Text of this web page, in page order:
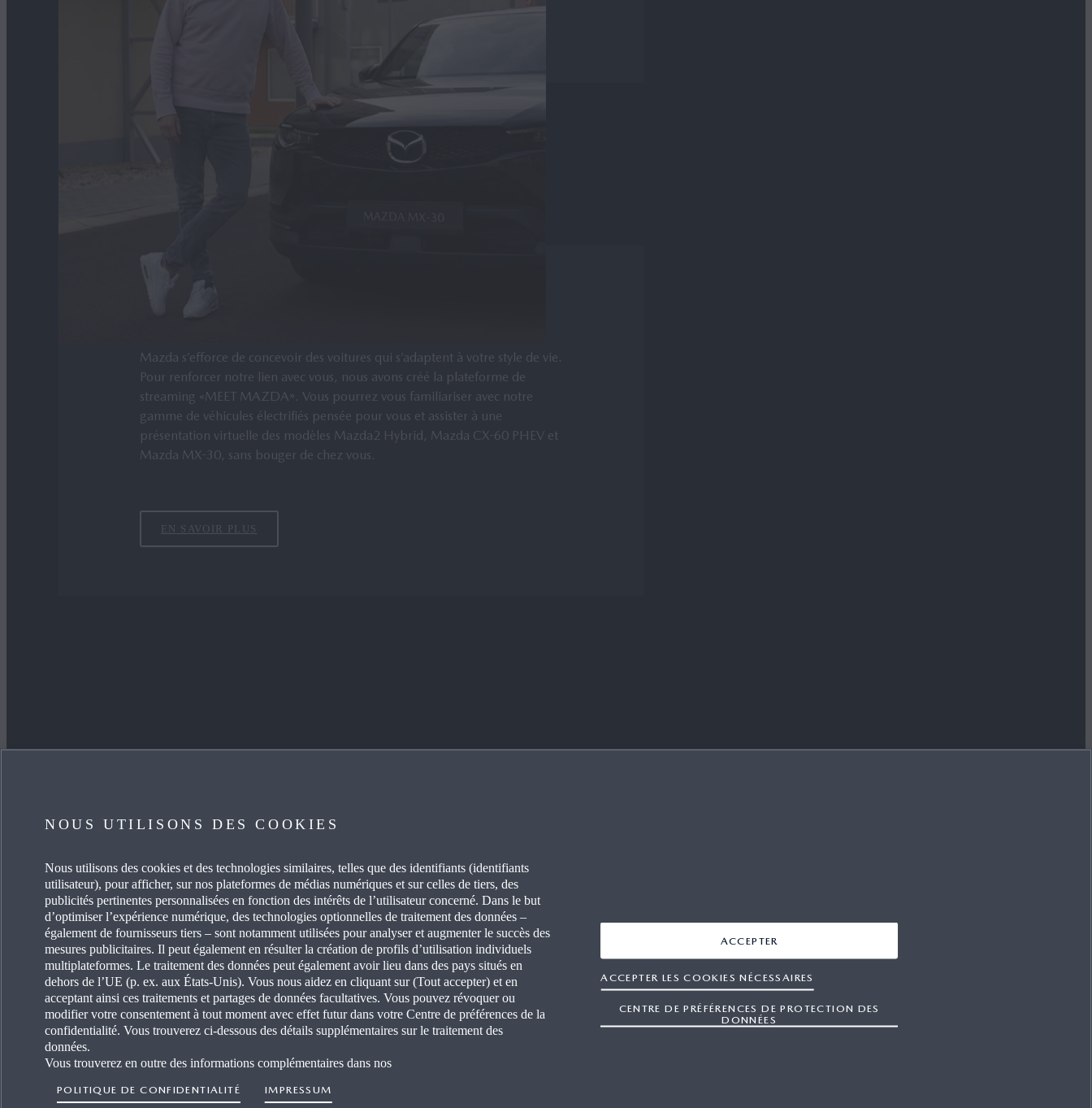
Découvrez la technologie hybride innovante de Mazda
Mazda s’efforce de concevoir des voitures qui s’adaptent à votre style de vie.
Pour renforcer notre lien avec vous, nous avons créé la plateforme de
streaming «MEET MAZDA». Vous pourrez vous familiariser avec notre
gamme de véhicules électrifiés pensée pour vous et assister à une
présentation virtuelle des modèles Mazda2 Hybrid, Mazda CX-60 PHEV et
Mazda MX-30, sans bouger de chez vous.
EN SAVOIR PLUS
ACHETER UNE VOITURE
PRENDRE SOIN DE MA VOITURE
TROUVEZ UN AGENT
CARRIÈRES
ACTUALITÉS
PORTAIL PRESSE DE MAZDA
DEVENIR AGENT MAZDA
GARAGISTES INDÉPENDANTS
NOUS UTILISONS DES COOKIES
Nous utilisons des cookies et des technologies similaires, telles que des identifiants (identifiants
utilisateur), pour afficher, sur nos plateformes de médias numériques et sur celles de tiers, des
publicités pertinentes personnalisées en fonction des intérêts de l’utilisateur concerné. Dans le but
d’optimiser l’expérience numérique, des technologies optionnelles de traitement des données –
également de fournisseurs tiers – sont notamment utilisées pour analyser et augmenter le succès des
mesures publicitaires. Il peut également en résulter la création de profils d’utilisation individuels
multiplateformes. Le traitement des données peut également avoir lieu dans des pays situés en
dehors de l’UE (p. ex. aux États-Unis). Vous nous aidez en cliquant sur (Tout accepter) et en
acceptant ainsi ces traitements et partages de données facultatives. Vous pouvez révoquer ou
modifier votre consentement à tout moment avec effet futur dans votre Centre de préférences de la
confidentialité. Vous trouverez ci-dessous des détails supplémentaires sur le traitement des
données.
Vous trouverez en outre des informations complémentaires dans nos
POLITIQUE DE CONFIDENTIALITÉ IMPRESSUM
CENTRE DE PRÉFÉRENCES DE PROTECTION DES
DONNÉES
ACCEPTER LES COOKIES NÉCESSAIRES
ACCEPTER